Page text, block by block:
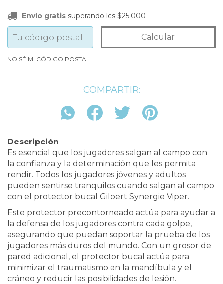
Envío gratis superando los
Entregas para el CP: Cambiar CP
Envío gratis superando los $25.000
Calcular
NO SÉ MI CÓDIGO POSTAL
COMPARTIR:
Descripción
Es esencial que los jugadores salgan al campo con
la confianza y la determinación que les permita
rendir. Todos los jugadores jóvenes y adultos
pueden sentirse tranquilos cuando salgan al campo
con el protector bucal Gilbert Synergie Viper.
Este protector precontorneado actúa para ayudar a
la defensa de los jugadores contra cada golpe,
asegurando que puedan soportar la prueba de los
jugadores más duros del mundo. Con un grosor de
pared adicional, el protector bucal actúa para
minimizar el traumatismo en la mandíbula y el
cráneo y reducir las posibilidades de lesión.